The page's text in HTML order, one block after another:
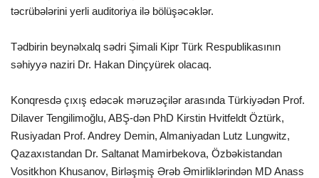
təcrübələrini yerli auditoriya ilə bölüşəcəklər.
Tədbirin beynəlxalq sədri Şimali Kipr Türk Respublikasının
səhiyyə naziri Dr. Hakan Dinçyürek olacaq.
Konqresdə çıxış edəcək məruzəçilər arasında Türkiyədən Prof.
Dilaver Tengilimoğlu, ABŞ-dən PhD Kirstin Hvitfeldt Öztürk,
Rusiyadan Prof. Andrey Demin, Almaniyadan Lutz Lungwitz,
Qazaxıstandan Dr. Saltanat Mamirbekova, Özbəkistandan
Vositkhon Khusanov, Birləşmiş Ərəb Əmirliklərindən MD Anass